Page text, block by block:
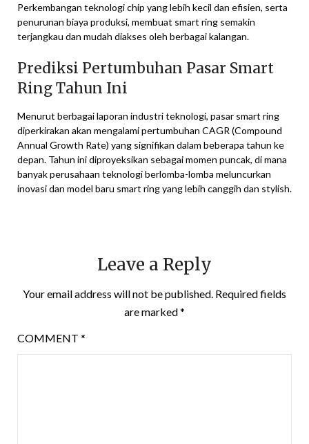
Perkembangan teknologi chip yang lebih kecil dan efisien, serta
penurunan biaya produksi, membuat smart ring semakin
terjangkau dan mudah diakses oleh berbagai kalangan.
Prediksi Pertumbuhan Pasar Smart
Ring Tahun Ini
Menurut berbagai laporan industri teknologi, pasar smart ring
diperkirakan akan mengalami pertumbuhan CAGR (Compound
Annual Growth Rate) yang signifikan dalam beberapa tahun ke
depan. Tahun ini diproyeksikan sebagai momen puncak, di mana
banyak perusahaan teknologi berlomba-lomba meluncurkan
inovasi dan model baru smart ring yang lebih canggih dan stylish.
Leave a Reply
Your email address will not be published. Required fields
are marked*
COMMENT *